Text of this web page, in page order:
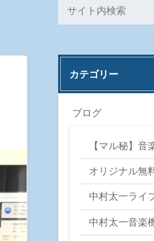
カテゴリー
ブログ
【マル秘】音
オリジナル無
中村太一ライ
中村太一音楽